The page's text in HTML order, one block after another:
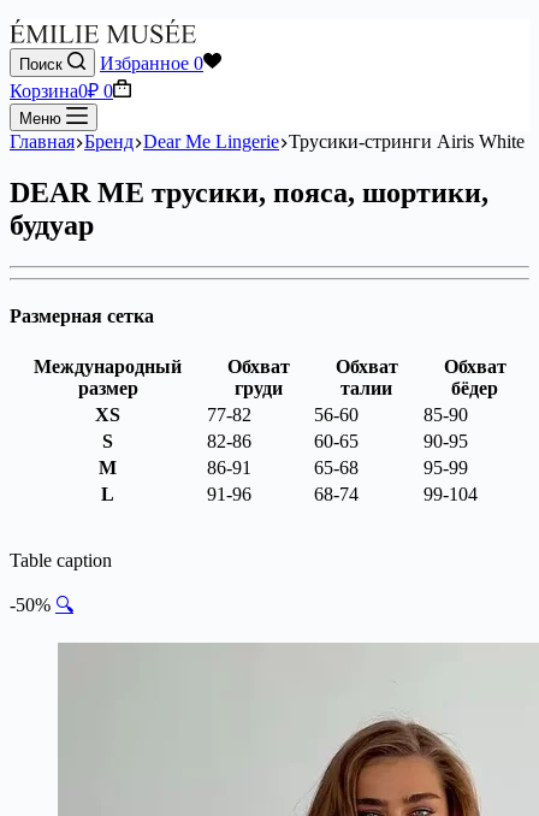
Поиск Избранное 0
Корзина0₽ 0
Меню
Главная Бренд Dear Me Lingerie Трусики-стринги Airis White
DEAR ME трусики, пояса, шортики,
будуар
Размерная сетка
Международный
размер
Обхват
груди
Обхват
талии
Обхват
бёдер
XS
77-82 56-60
85-90
S
82-86 60-65
90-95
M
86-91 65-68
95-99
L
91-96 68-74 99-104
Table caption
-50% 🔍